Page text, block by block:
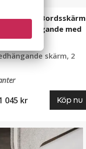
till Bordsskärm
nedhängande med
skärm, 2
045 kr Köp nu